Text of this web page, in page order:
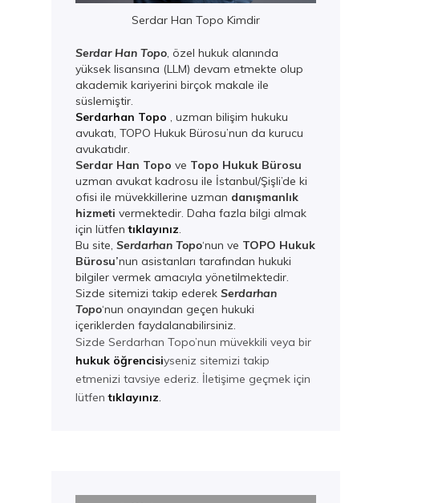
Serdar Han Topo Kimdir
Serdar Han Topo, özel hukuk alanında
yüksek lisansına (LLM) devam etmekte olup
akademik kariyerini birçok makale ile
süslemiştir.
Serdarhan Topo , uzman bilişim hukuku
avukatı, TOPO Hukuk Bürosu’nun da kurucu
avukatıdır.
Serdar Han Topo ve Topo Hukuk Bürosu
uzman avukat kadrosu ile İstanbul/Şişli’de ki
ofisi ile müvekkillerine uzman danışmanlık
hizmeti vermektedir. Daha fazla bilgi almak
için lütfentıklayınız.
Bu site, Serdarhan Topo‘nun ve TOPO Hukuk
Bürosu’nun asistanları tarafından hukuki
bilgiler vermek amacıyla yönetilmektedir.
Sizde sitemizi takip ederek Serdarhan
Topo‘nun onayından geçen hukuki
içeriklerden faydalanabilirsiniz.
Sizde Serdarhan Topo’nun müvekkili veya bir
hukuk öğrencisiyseniz sitemizi takip
etmenizi tavsiye ederiz. İletişime geçmek için
lütfentıklayınız.